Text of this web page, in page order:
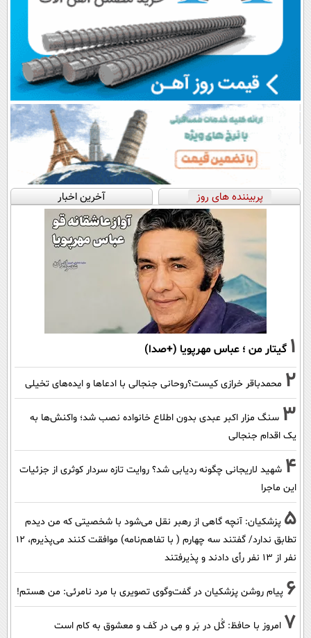
پربیننده های روز آخرین اخبار
1 گیتار من ؛ عباس مهرپویا (+صدا)
2 محمدباقر خرازی کیست؟روحانی جنجالی با ادعاها و ایده‌های تخیلی
3 سنگ مزار اکبر عبدی بدون اطلاع خانواده نصب شد؛ واکنش‌ها به
یک اقدام جنجالی
4 شهید لاریجانی چگونه ردیابی شد؟ روایت تازه سردار کوثری از جزئیات
این ماجرا
5 پزشکیان‌: آنچه گاهی از رهبر نقل می‌شود با شخصیتی که من دیدم
تطابق ندارد/ گفتند سه چهارم ( با تفاهم‌نامه) موافقت کنند می‌پذیرم، 12
نفر از 13 نفر رأی دادند و پذیرفتند
6 پیام روشن پزشکیان در گفت‌و‌گوی تصویری با مرد نامرئی: من هستم!
7 امروز با حافظ: گُل در بَر و مِی در کَف و معشوق به کام است